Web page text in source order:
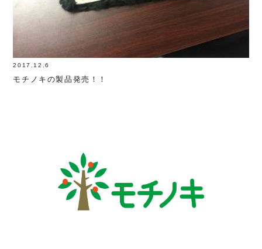
2017.12.6
モチノキの製品発売！！